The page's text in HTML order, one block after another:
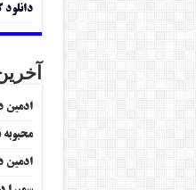
ادمین
محبوبه
ادمین